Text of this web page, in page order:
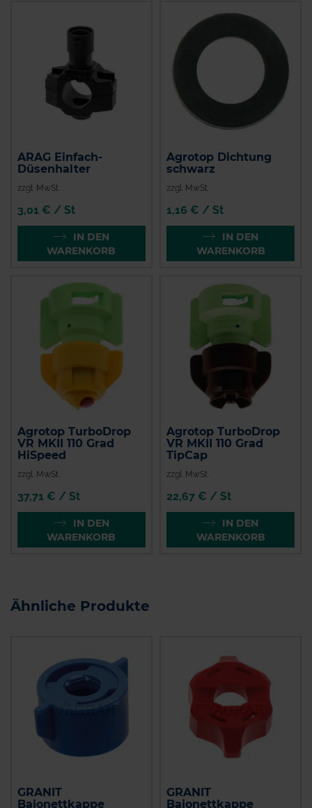
ARAG Einfach-
Düsenhalter
zzgl. MwSt.
3,01 € / St
IN DEN
WARENKORB
Agrotop Dichtung
schwarz
zzgl. MwSt.
1,16 € / St
IN DEN
WARENKORB
Agrotop TurboDrop
VR MKII 110 Grad
HiSpeed
zzgl. MwSt.
37,71 € / St
IN DEN
WARENKORB
Agrotop TurboDrop
VR MKII 110 Grad
TipCap
zzgl. MwSt.
22,67 € / St
IN DEN
WARENKORB
Ähnliche Produkte
GRANIT
Bajonettkappe
GRANIT
Bajonettkappe